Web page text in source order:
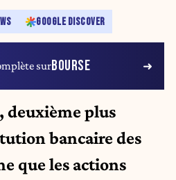
GOOGLE DISCOVER
surBOURSE
deuxième plus
bancaire des
que les actions